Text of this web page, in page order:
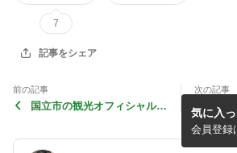
7
記事をシェア
前の記事
国立市の観光オフィシャルサ
次の記事
「YO-
⑯」２デ
了
気に入
会員登録